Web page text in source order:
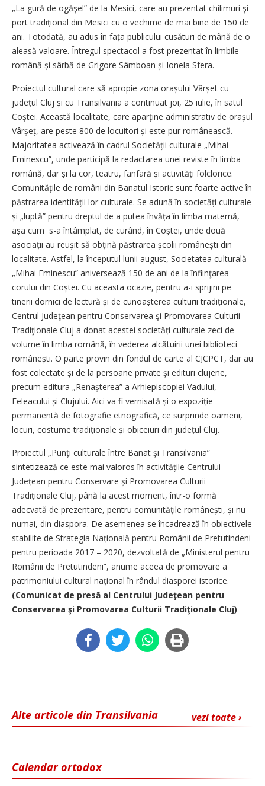
„La gură de ogăşel” de la Mesici, care au prezentat chilimuri şi
port tra­dițional din Mesici cu o vechime de mai bine de 150 de
ani. Totodată, au adus în fața publicului cusături de mână de o
aleasă valoare. Întregul spectacol a fost prezentat în limbile
română și sârbă de Grigore Sâmboan și Ionela Sfera.
Proiectul cultural care să apropie zona orașului Vârșet cu
județul Cluj și cu Transilvania a continuat joi, 25 iulie, în satul
Coştei. Această localitate, care aparține administrativ de orașul
Vârșeț, are peste 800 de locuitori și este pur românească.
Majoritatea activează în cadrul Societății culturale „Mihai
Eminescu”, unde participă la redactarea unei reviste în limba
română, dar și la cor, teatru, fanfară și activități folclorice.
Comunitățile de români din Banatul Istoric sunt foarte active în
păstrarea identității lor culturale. Se adună în societăți culturale
și „luptă” pentru dreptul de a putea învăța în limba maternă,
așa cum s-a întâmplat, de curând, în Coștei, unde două
asociații au reușit să obțină păstrarea școlii ro­mânești din
localitate. Astfel, la începutul lunii august, Societatea culturală
„Mihai Eminescu” aniversează 150 de ani de la înfiinţarea
corului din Coștei. Cu aceasta ocazie, pentru a-i sprijini pe
tinerii dornici de lectură și de cu­noașterea culturii tradiționale,
Centrul Judeţean pentru Conservarea şi Promovarea Culturii
Tradiţionale Cluj a donat acestei so­cietăți culturale zeci de
volume în limba română, în vederea alcătuirii unei biblioteci
româ­nești. O parte provin din fondul de carte al CJCPCT, dar au
fost colectate și de la persoane private și edituri clujene,
precum editura „Renaș­terea” a Arhiepiscopiei Vadului,
Feleacului și Clujului. Aici va fi vernisată și o expoziție
permanentă de fotografie etnografică, ce surprinde oameni,
locuri, costume tradiționale și obiceiuri din județul Cluj.
Proiectul „Punți culturale între Banat și Transilvania”
sintetizează ce este mai valoros în activitățile Centrului
Județean pentru Conservare și Promovarea Culturii
Tradiționale Cluj, până la acest moment, într-o formă
adecvată de prezentare, pentru comunitățile românești, și nu
numai, din diaspora. De asemenea se încadrează în obiectivele
stabilite de Strategia Națională pentru Românii de Pretutindeni
pentru perioada 2017 – 2020, dezvoltată de „Ministerul pentru
Românii de Pretutindeni”, anume aceea de promovare a
patrimoniului cultural național în rândul diasporei istorice.
(Comunicat de presă al Centrului Judeţean pentru
Conservarea şi Promovarea Culturii Tradiţionale Cluj)
vezi toate ›
Alte articole din Transilvania
Calendar ortodox